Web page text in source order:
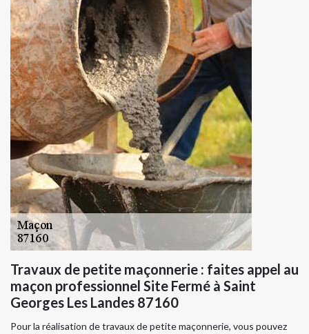
Travaux de petite maçonnerie : faites appel au
maçon professionnel Site Fermé à Saint
Georges Les Landes 87160
Pour la réalisation de travaux de petite maçonnerie, vous pouvez